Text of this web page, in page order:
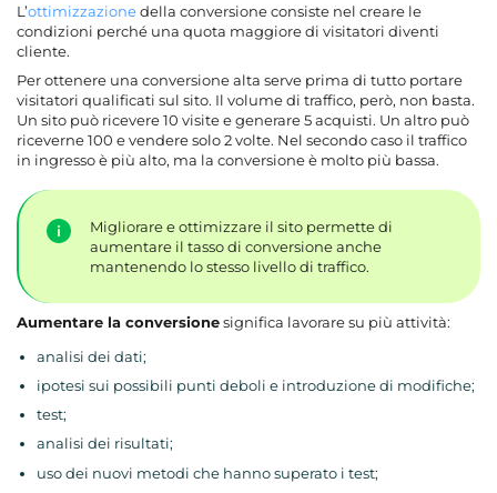
L’ottimizzazionedella conversione consiste nel creare le
condizioni perché una quota maggiore di visitatori diventi
cliente.
Per ottenere una conversione alta serve prima di tutto portare
visitatori qualificati sul sito. Il volume di traffico, però, non basta.
Un sito può ricevere 10 visite e generare 5 acquisti. Un altro può
riceverne 100 e vendere solo 2 volte. Nel secondo caso il traffico
in ingresso è più alto, ma la conversione è molto più bassa.
Migliorare e ottimizzare il sito permette di
aumentare il tasso di conversione anche
mantenendo lo stesso livello di traffico.
Aumentare la conversionesignifica lavorare su più attività:
analisi dei dati;
ipotesi sui possibili punti deboli e introduzione di modifiche;
test;
analisi dei risultati;
uso dei nuovi metodi che hanno superato i test;